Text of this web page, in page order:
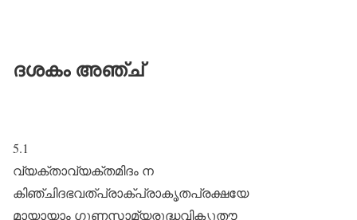
ദശകം അഞ്ച്
5.1
വ്യക്താവ്യക്തമിദം ന
കിഞ്ചിദഭവത്പ്രാക്പ്രാകൃതപ്രക്ഷയേ
മായായാം ഗുണസാമ്യരുദ്ധവികൃുതൗ